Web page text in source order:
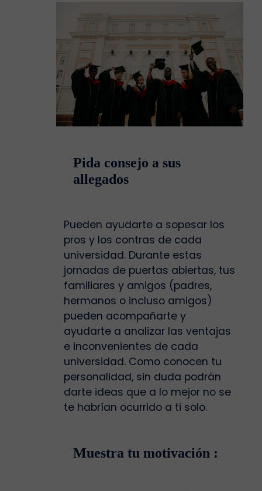
Pida consejo a sus
allegados
Pueden ayudarte a sopesar los
pros y los contras de cada
universidad. Durante estas
jornadas de puertas abiertas, tus
familiares y amigos (padres,
hermanos o incluso amigos)
pueden acompañarte y
ayudarte a analizar las ventajas
e inconvenientes de cada
universidad. Como conocen tu
personalidad, sin duda podrán
darte ideas que a lo mejor no se
te habrían ocurrido a ti solo.
Muestra tu motivación :